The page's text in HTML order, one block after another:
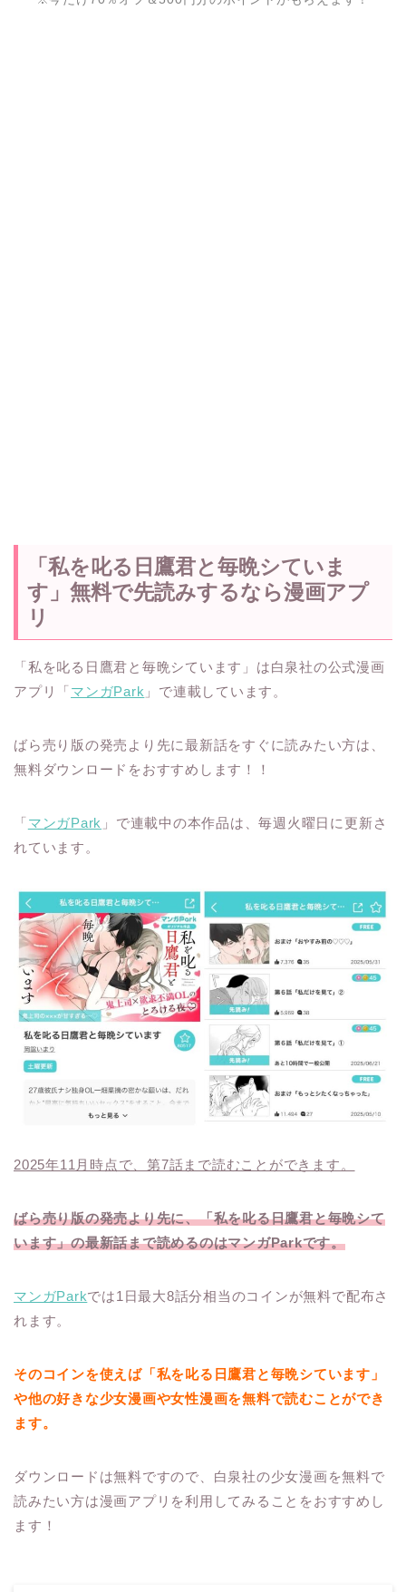
「私を叱る日鷹君と毎晩シていま
す」無料で先読みするなら漫画アプ
リ
「私を叱る日鷹君と毎晩シています」は白泉社の公式漫画
アプリ「マンガPark 」で連載しています。
ばら売り版の発売より先に最新話をすぐに読みたい方は、
無料ダウンロードをおすすめします！！
「マンガPark 」で連載中の本作品は、毎週火曜日に更新さ
れています。
2025年11月時点で、第7話まで読むことができます。
ばら売り版の発売より先に、「私を叱る日鷹君と毎晩シて
います」の最新話まで読めるのはマンガParkです。
マンガParkでは1日最大8話分相当のコインが無料で配布さ
れます。
そのコインを使えば「私を叱る日鷹君と毎晩シています」
や他の好きな少女漫画や女性漫画を無料で読むことができ
ます。
ダウンロードは無料ですので、白泉社の少女漫画を無料で
読みたい方は漫画アプリを利用してみることをおすすめし
ます！